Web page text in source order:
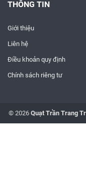
THÔNG TIN
Giới thiệu
Liên hệ
Điều khoản quy định
Chính sách riêng tư
© 2026 Quạt Trần Trang